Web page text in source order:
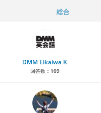
総合
DMM Eikaiwa K
回答数： 109